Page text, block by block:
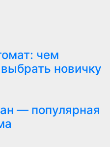
чем
новичку
— популярная